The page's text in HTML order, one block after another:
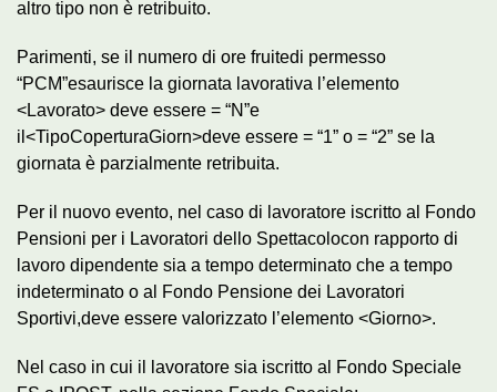
altro tipo non è retribuito.
Parimenti, se il numero di ore fruitedi permesso
“PCM”esaurisce la giornata lavorativa l’elemento
<Lavorato> deve essere = “N”e
il<TipoCoperturaGiorn>deve essere = “1” o = “2” se la
giornata è parzialmente retribuita.
Per il nuovo evento, nel caso di lavoratore iscritto al Fondo
Pensioni per i Lavoratori dello Spettacolocon rapporto di
lavoro dipendente sia a tempo determinato che a tempo
indeterminato o al Fondo Pensione dei Lavoratori
Sportivi,deve essere valorizzato l’elemento <Giorno>.
Nel caso in cui il lavoratore sia iscritto al Fondo Speciale